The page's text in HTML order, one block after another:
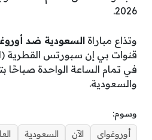
2026.
وتذاع مباراة السعودية ضد
قنوات بي إن سبورتس القطرية
في تمام الساعة الواحدة صباحًا
والسعودية.
وسوم:
أوروغواي
الآن السعودية